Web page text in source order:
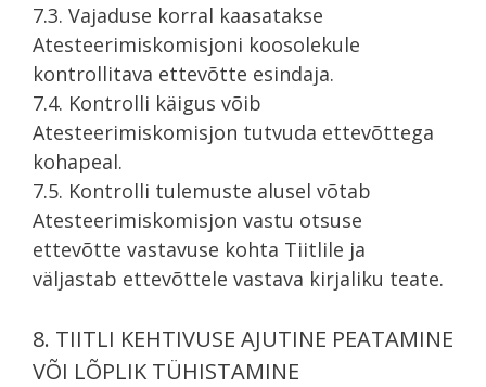
7.3. Vajaduse korral kaasatakse
Atesteerimiskomisjoni koosolekule
kontrollitava ettevõtte esindaja.
7.4. Kontrolli käigus võib
Atesteerimiskomisjon tutvuda ettevõttega
kohapeal.
7.5. Kontrolli tulemuste alusel võtab
Atesteerimiskomisjon vastu otsuse
ettevõtte vastavuse kohta Tiitlile ja
väljastab ettevõttele vastava kirjaliku teate.
8. TIITLI KEHTIVUSE AJUTINE PEATAMINE
VÕI LÕPLIK TÜHISTAMINE